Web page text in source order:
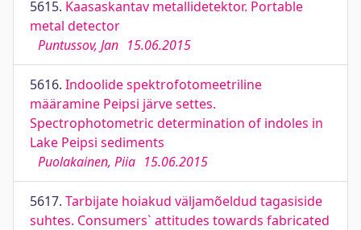
5615. Kaasaskantav metallidetektor. Portable
metal detector
Puntussov, Jan 15.06.2015
5616. Indoolide spektrofotomeetriline
määramine Peipsi järve settes.
Spectrophotometric determination of indoles in
Lake Peipsi sediments
Puolakainen, Piia 15.06.2015
5617. Tarbijate hoiakud väljamõeldud tagasiside
suhtes. Consumers` attitudes towards fabricated